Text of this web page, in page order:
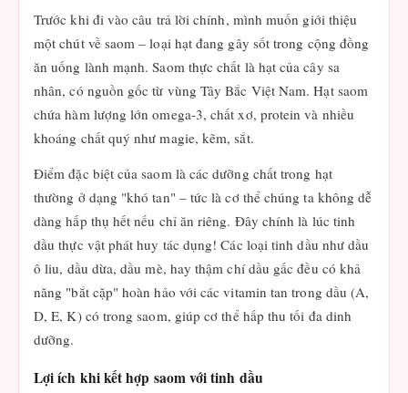
Trước khi đi vào câu trả lời chính, mình muốn giới thiệu
một chút về saom – loại hạt đang gây sốt trong cộng đồng
ăn uống lành mạnh. Saom thực chất là hạt của cây sa
nhân, có nguồn gốc từ vùng Tây Bắc Việt Nam. Hạt saom
chứa hàm lượng lớn omega-3, chất xơ, protein và nhiều
khoáng chất quý như magie, kẽm, sắt.
Điểm đặc biệt của saom là các dưỡng chất trong hạt
thường ở dạng "khó tan" – tức là cơ thể chúng ta không dễ
dàng hấp thụ hết nếu chỉ ăn riêng. Đây chính là lúc tinh
dầu thực vật phát huy tác dụng! Các loại tinh dầu như dầu
ô liu, dầu dừa, dầu mè, hay thậm chí dầu gấc đều có khả
năng "bắt cặp" hoàn hảo với các vitamin tan trong dầu (A,
D, E, K) có trong saom, giúp cơ thể hấp thu tối đa dinh
dưỡng.
Lợi ích khi kết hợp saom với tinh dầu